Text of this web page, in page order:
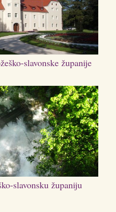
slavonske županije
slavonsku županiju